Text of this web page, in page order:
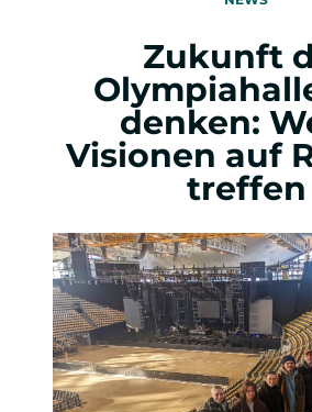
Zukunft
denken:
Visionen auf
treffen